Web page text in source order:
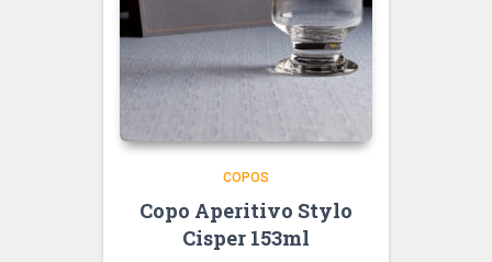
COPOS
Copo Aperitivo Stylo
Cisper 153ml